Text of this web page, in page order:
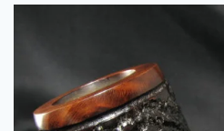
18